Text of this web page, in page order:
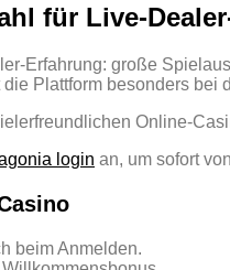
für
große
Plattform besonders
login an, um sofort
beim Anmelden.